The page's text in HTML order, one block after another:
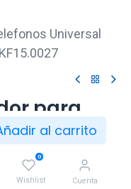
al carrito
0
Wishlist Cuenta
Universal
para
Press-on
KF15.0027